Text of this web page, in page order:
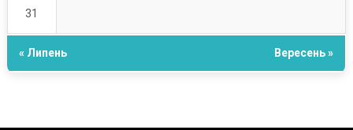
31
« Липень Вересень »